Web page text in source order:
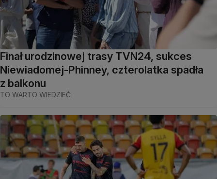
Finał urodzinowej trasy TVN24, sukces
Niewiadomej-Phinney, czterolatka spadła
z balkonu
TO WARTO WIEDZIEĆ